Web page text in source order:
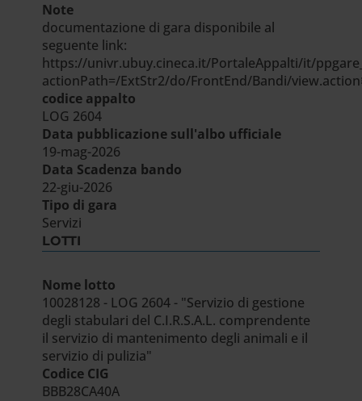
Note
documentazione di gara disponibile al
seguente link:
https://univr.ubuy.cineca.it/PortaleAppalti/it/
actionPath=/ExtStr2/do/FrontEnd/Bandi/
codice appalto
LOG 2604
Data pubblicazione sull'albo ufficiale
19-mag-2026
Data Scadenza bando
22-giu-2026
Tipo di gara
Servizi
LOTTI
Nome lotto
10028128 - LOG 2604 - "Servizio di gestione
degli stabulari del C.I.R.S.A.L. comprendente
il servizio di mantenimento degli animali e il
servizio di pulizia"
Codice CIG
BBB28CA40A